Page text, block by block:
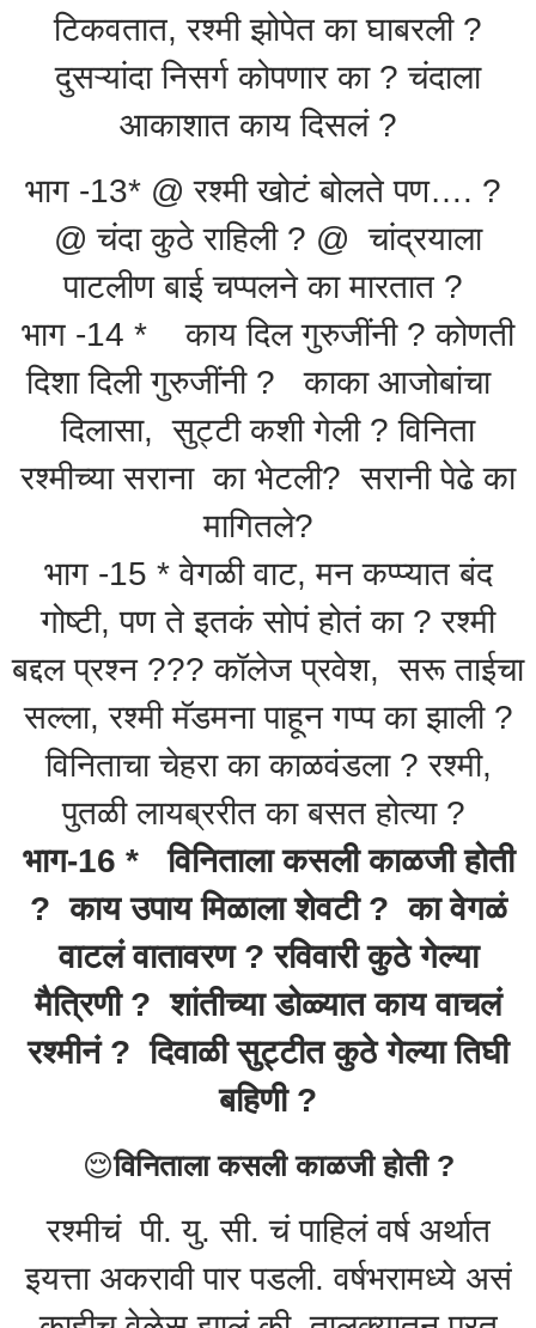
टिकवतात, रश्मी झोपेत का घाबरली ?
दुसऱ्यांदा निसर्ग कोपणार का ? चंदाला
आकाशात काय दिसलं ?
भाग -13* @ रश्मी खोटं बोलते पण…. ?
@ चंदा कुठे राहिली ? @ चांद्रयाला
पाटलीण बाई चप्पलने का मारतात ?
भाग -14 * काय दिल गुरुजींनी ? कोणती
दिशा दिली गुरुजींनी ? काका आजोबांचा
दिलासा, सुट्टी कशी गेली ? विनिता
रश्मीच्या सराना का भेटली? सरानी पेढे का
मागितले?
भाग -15 * वेगळी वाट, मन कप्प्यात बंद
गोष्टी, पण ते इतकं सोपं होतं का ? रश्मी
बद्दल प्रश्न ??? कॉलेज प्रवेश, सरू ताईचा
सल्ला, रश्मी मॅडमना पाहून गप्प का झाली ?
विनिताचा चेहरा का काळवंडला ? रश्मी,
पुतळी लायब्ररीत का बसत होत्या ?
भाग-16 * विनिताला कसली काळजी होती
? काय उपाय मिळाला शेवटी ? का वेगळं
वाटलं वातावरण ? रविवारी कुठे गेल्या
मैत्रिणी ? शांतीच्या डोळ्यात काय वाचलं
रश्मीनं ? दिवाळी सुट्टीत कुठे गेल्या तिघी
बहिणी ?
😌विनिताला कसली काळजी होती ?
रश्मीचं पी. यु. सी. चं पाहिलं वर्ष अर्थात
इयत्ता अकरावी पार पडली. वर्षभरामध्ये असं